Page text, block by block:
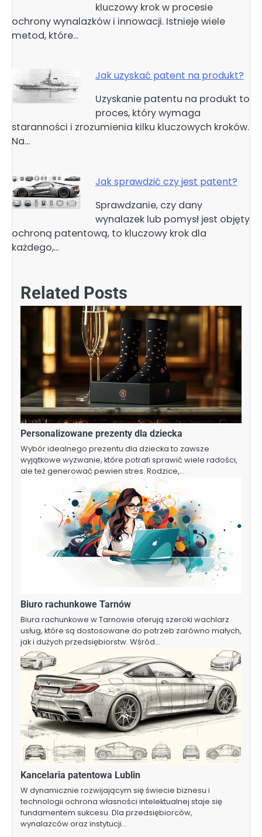
kluczowy krok w procesie
ochrony wynalazków i innowacji. Istnieje wiele
metod, które…
Jak uzyskać patent na produkt?
Uzyskanie patentu na produkt to
proces, który wymaga
staranności i zrozumienia kilku kluczowych kroków.
Na…
Jak sprawdzić czy jest patent?
Sprawdzanie, czy dany
wynalazek lub pomysł jest objęty
ochroną patentową, to kluczowy krok dla
każdego,…
Related Posts
Personalizowane prezenty dla dziecka
Wybór idealnego prezentu dla dziecka to zawsze
wyjątkowe wyzwanie, które potrafi sprawić wiele radości,
ale też generować pewien stres. Rodzice,…
Biuro rachunkowe Tarnów
Biura rachunkowe w Tarnowie oferują szeroki wachlarz
usług, które są dostosowane do potrzeb zarówno małych,
jak i dużych przedsiębiorstw. Wśród…
Kancelaria patentowa Lublin
W dynamicznie rozwijającym się świecie biznesu i
technologii ochrona własności intelektualnej staje się
fundamentem sukcesu. Dla przedsiębiorców,
wynalazców oraz instytucji…